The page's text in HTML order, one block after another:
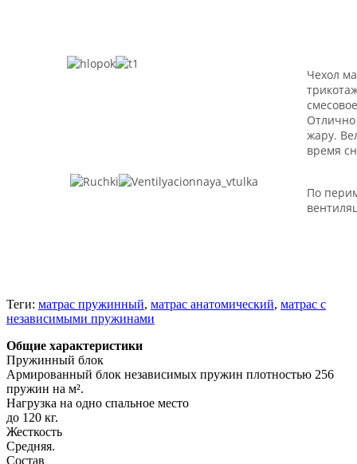
Чехол
Отлично
жару.
время
По
Теги: матрас пружинный, матрас анатомический, матрас с
независимыми пружинами
Общие характеристики
Пружинный блок
Армированный блок независимых пружин плотностью 256
пружин на м².
Нагрузка на одно спальное место
до 120 кг.
Жесткость
Средняя.
Состав